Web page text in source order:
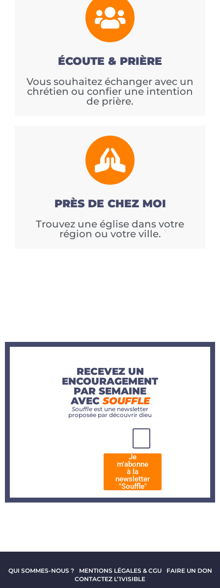
ÉCOUTE & PRIÈRE
Vous souhaitez échanger avec un
chrétien ou confier une intention
de prière.
PRÈS DE CHEZ MOI
Trouvez une église dans votre
région ou votre ville.
RECEVEZ UN
ENCOURAGEMENT
PAR SEMAINE
AVECSOUFFLE
Souffle est une newsletter
proposée par découvrir dieu
Je
m'abonne
à la
newsletter
"Souffle"
QUI SOMMES-NOUS ? MENTIONS LÉGALES & CGU
FAIRE UN DON
CONTACTEZ L’1VISIBLE